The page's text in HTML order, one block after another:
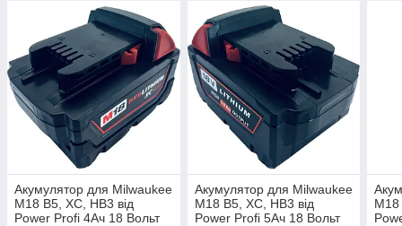
Акумулятор для Milwaukee
M18 B5, XC, HB3 від
Power Profi 4Ач 18 Вольт
Акумулятор для Milwaukee
M18 B5, XC, HB3 від
Power Profi 5Ач 18 Вольт
M18